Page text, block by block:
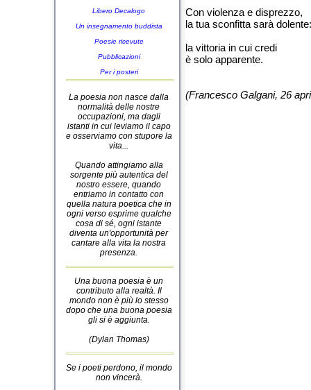
Libero Decalogo
Un insegnamento buddista
Poesie ricevute
Pubblicazioni
Per i posteri
La poesia non nasce dalla
normalità delle nostre
occupazioni, ma dagli
istanti in cui leviamo il capo
e osserviamo con stupore la
vita...
Quando attingiamo alla
sorgente più autentica del
nostro essere, quando
entriamo in contatto con
quella natura poetica che in
ogni verso esprime qualche
cosa di sé, ogni istante
diventa un'opportunità per
cantare alla vita la nostra
presenza.
Una buona poesia è un
contributo alla realtà. Il
mondo non è più lo stesso
dopo che una buona poesia
gli si è aggiunta.
(Dylan Thomas)
Se i poeti perdono, il mondo
non vincerà.
Con violenza e disprezzo,
la tua sconfitta sarà dolente:
la vittoria in cui credi
è solo apparente.
(Francesco Galgani, 26